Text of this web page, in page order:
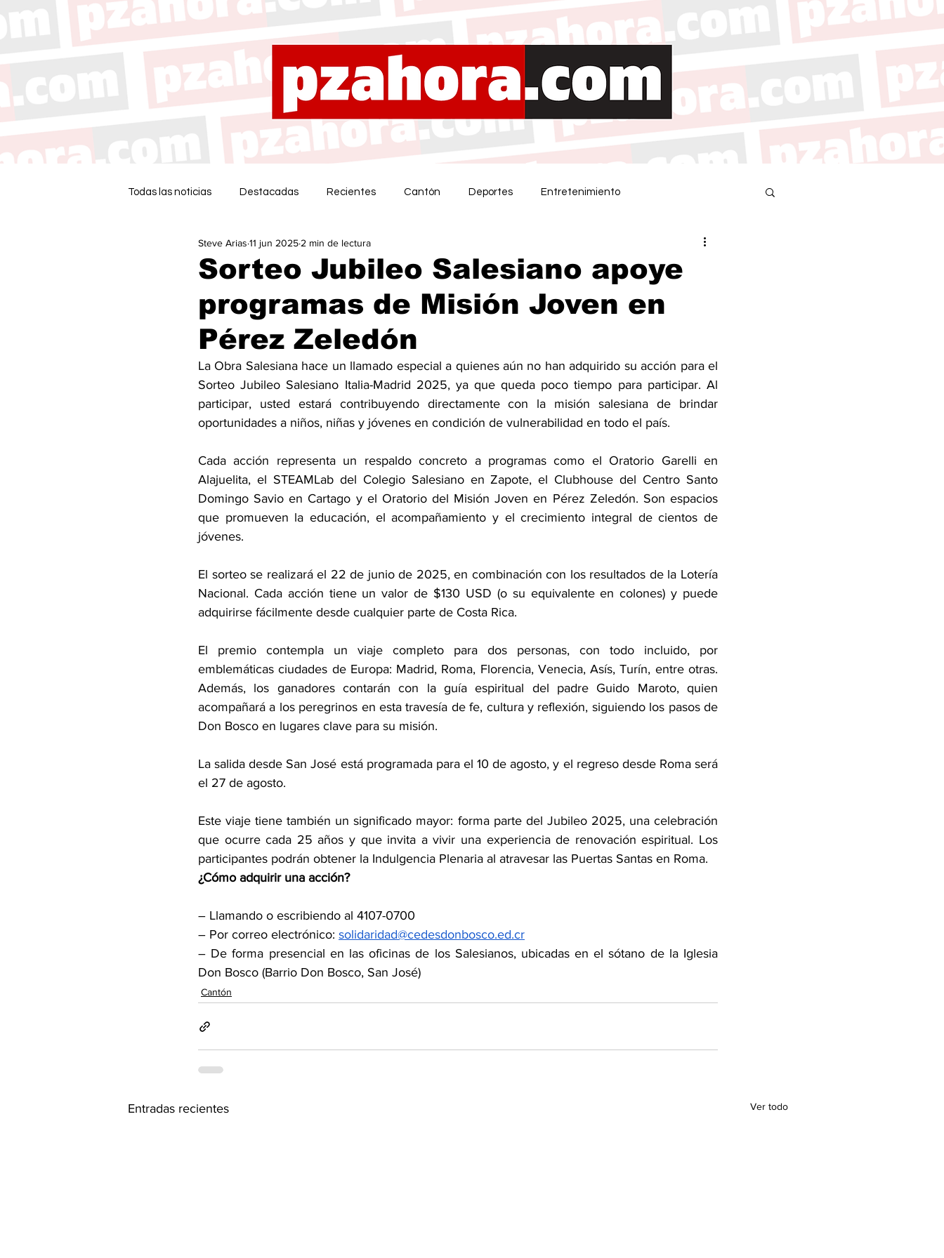
Todas las noticias Destacadas Recientes Cantón Deportes Entretenimiento
Sorteo Jubileo Salesiano apoye
programas de Misión Joven en
Pérez Zeledón
Steve Arias 11 jun 2025 2 min de lectura
La Obra Salesiana hace un llamado especial a quienes aún no han adquirido su acción para el
Sorteo Jubileo Salesiano Italia-Madrid 2025, ya que queda poco tiempo para participar. Al
participar, usted estará contribuyendo directamente con la misión salesiana de brindar
oportunidades a niños, niñas y jóvenes en condición de vulnerabilidad en todo el país.
Cada acción representa un respaldo concreto a programas como el Oratorio Garelli en
Alajuelita, el STEAMLab del Colegio Salesiano en Zapote, el Clubhouse del Centro Santo
Domingo Savio en Cartago y el Oratorio del Misión Joven en Pérez Zeledón. Son espacios
que promueven la educación, el acompañamiento y el crecimiento integral de cientos de
jóvenes.
El sorteo se realizará el 22 de junio de 2025, en combinación con los resultados de la Lotería
Nacional. Cada acción tiene un valor de $130 USD (o su equivalente en colones) y puede
adquirirse fácilmente desde cualquier parte de Costa Rica.
El premio contempla un viaje completo para dos personas, con todo incluido, por
emblemáticas ciudades de Europa: Madrid, Roma, Florencia, Venecia, Asís, Turín, entre otras.
Además, los ganadores contarán con la guía espiritual del padre Guido Maroto, quien
acompañará a los peregrinos en esta travesía de fe, cultura y reflexión, siguiendo los pasos de
Don Bosco en lugares clave para su misión.
La salida desde San José está programada para el 10 de agosto, y el regreso desde Roma será
el 27 de agosto.
Este viaje tiene también un significado mayor: forma parte del Jubileo 2025, una celebración
que ocurre cada 25 años y que invita a vivir una experiencia de renovación espiritual. Los
participantes podrán obtener la Indulgencia Plenaria al atravesar las Puertas Santas en Roma.
¿Cómo adquirir una acción?
– Llamando o escribiendo al 4107-0700
– Por correo electrónico: solidaridad@cedesdonbosco.ed.cr
– De forma presencial en las oficinas de los Salesianos, ubicadas en el sótano de la Iglesia
Don Bosco (Barrio Don Bosco, San José)
Cantón
Entradas recientes Ver todo